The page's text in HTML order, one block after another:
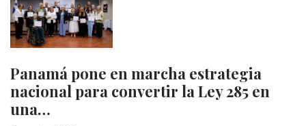
Panamá pone en marcha estrategia
nacional para convertir la Ley 285 en
una…